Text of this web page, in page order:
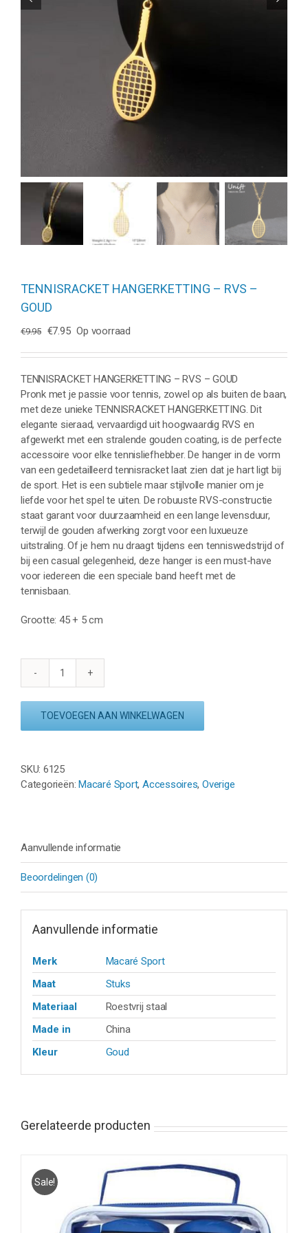
TENNISRACKET HANGERKETTING – RVS –
GOUD
€9.95
Oorspronkelijke
was:
€9.95.
€7.95Huidige
is:
€7.95.
Op voorraad
TENNISRACKET HANGERKETTING – RVS – GOUD
Pronk met je passie voor tennis, zowel op als buiten de baan,
met deze unieke TENNISRACKET HANGERKETTING. Dit
elegante sieraad, vervaardigd uit hoogwaardig RVS en
afgewerkt met een stralende gouden coating, is de perfecte
accessoire voor elke tennisliefhebber. De hanger in de vorm
van een gedetailleerd tennisracket laat zien dat je hart ligt bij
de sport. Het is een subtiele maar stijlvolle manier om je
liefde voor het spel te uiten. De robuuste RVS-constructie
staat garant voor duurzaamheid en een lange levensduur,
terwijl de gouden afwerking zorgt voor een luxueuze
uitstraling. Of je hem nu draagt tijdens een tenniswedstrijd of
bij een casual gelegenheid, deze hanger is een must-have
voor iedereen die een speciale band heeft met de
tennisbaan.
Grootte: 45 + 5 cm
TENNISRACKET
-
aantal
TOEVOEGEN AAN WINKELWAGEN
SKU: 6125
Categorieën:Macaré Sport, Accessoires,Overige
Aanvullende informatie
Beoordelingen (0)
Aanvullende informatie
Merk
Macaré Sport
Maat
Stuks
Materiaal
Roestvrij staal
Made in
China
Kleur
Goud
Gerelateerde producten
Sale!